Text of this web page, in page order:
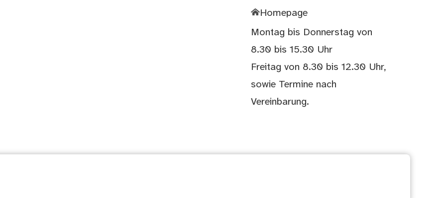
Homepage
Montag bis Donnerstag von
8.30 bis 15.30 Uhr
Freitag von 8.30 bis 12.30 Uhr,
sowie Termine nach
Vereinbarung.